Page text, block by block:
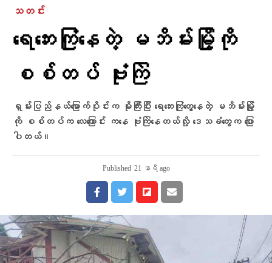
သတင်း
ရေဘေးကြုံနေတဲ့ မဘိမ်းမြို့ကို
စစ်တပ် ဗုံးကြဲ
ရှမ်းပြည်နယ်မြောက်ပိုင်းက မိုးကြီးပြီး ရေဘေးကြုံတွေ့နေတဲ့ မဘိမ်းမြို့
ကို စစ်တပ်က လေကြောင်း ကနေ ဗုံးကြဲနေတယ်လို့ ဒေသခံတွေက ပြော
ပါတယ်။
Published 21 နာရီ ago